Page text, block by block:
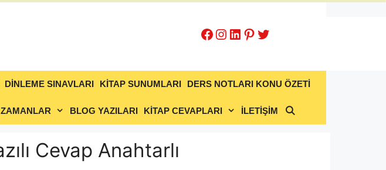
Facebook
Instagram
LinkedIn
Pinterest
Twitter
DİNLEME SINAVLARI KİTAP SUNUMLARI DERS NOTLARI KONU ÖZETİ
BLOG YAZILARI KİTAP CEVAPLARI İLETİŞİM
Cevap Anahtarlı